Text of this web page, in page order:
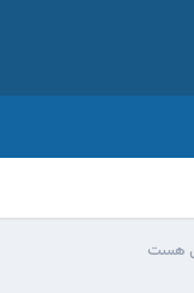
هست